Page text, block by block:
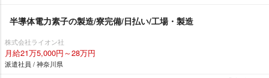
半導体電力素子の製造/寮完備/日払い/工場・製造
株式会社ライオン社
月給21万5,000円～28万円
派遣社員 / 神奈川県